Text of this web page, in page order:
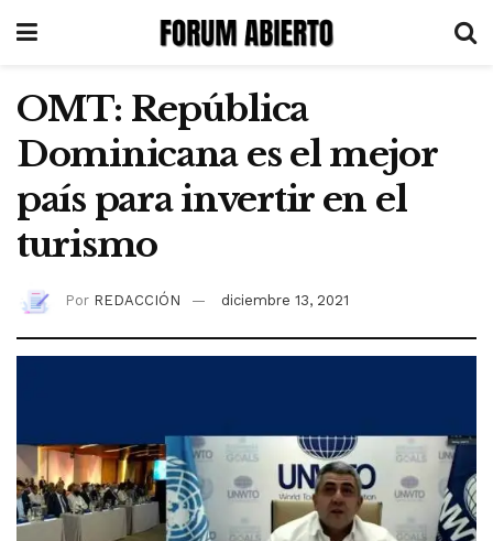
OMT: República
Dominicana es el mejor
país para invertir en el
turismo
Por REDACCIÓN diciembre 13, 2021